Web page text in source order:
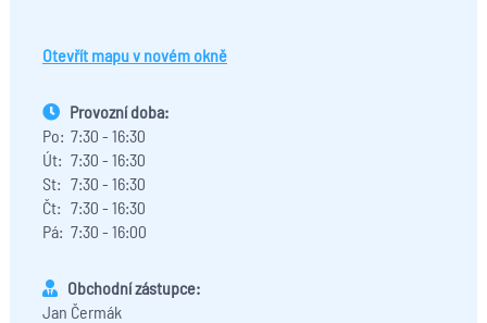
Provozní doba:
Po: 7:30 - 16:30
Út: 7:30 - 16:30
St: 7:30 - 16:30
Čt: 7:30 - 16:30
Pá: 7:30 - 16:00
Obchodní zástupce:
Jan Čermák
Otevřít mapu v novém okně